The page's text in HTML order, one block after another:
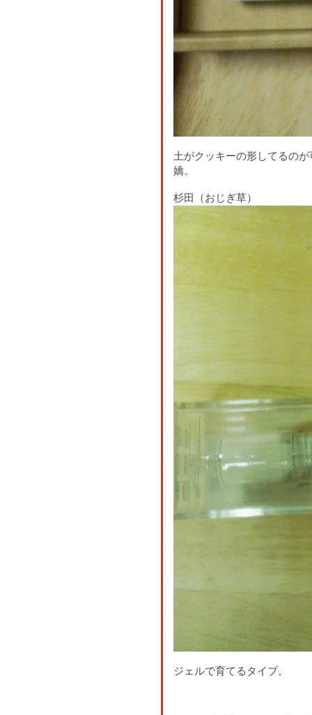
土がクッキーの形してるの
嬌。
杉田（おじぎ草）
ジェルで育てるタイプ。